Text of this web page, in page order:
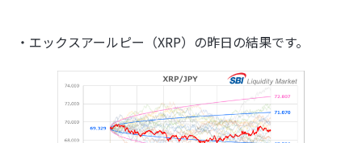
・エックスアールピー（XRP）の昨日の結果です。